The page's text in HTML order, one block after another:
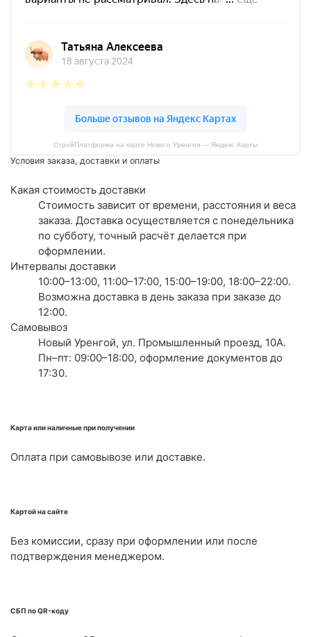
СтройПлатформа на карте Нового Уренгоя — Яндекс Карты
Условия заказа, доставки и оплаты
Какая стоимость доставки
Стоимость зависит от времени, расстояния и веса
заказа. Доставка осуществляется с понедельника
по субботу, точный расчёт делается при
оформлении.
Интервалы доставки
10:00–13:00, 11:00–17:00, 15:00–19:00, 18:00–22:00.
Возможна доставка в день заказа при заказе до
12:00.
Самовывоз
Новый Уренгой, ул. Промышленный проезд, 10А.
Пн–пт: 09:00–18:00, оформление документов до
17:30.
Карта или наличные при получении
Оплата при самовывозе или доставке.
Картой на сайте
Без комиссии, сразу при оформлении или после
подтверждения менеджером.
СБП по QR-коду